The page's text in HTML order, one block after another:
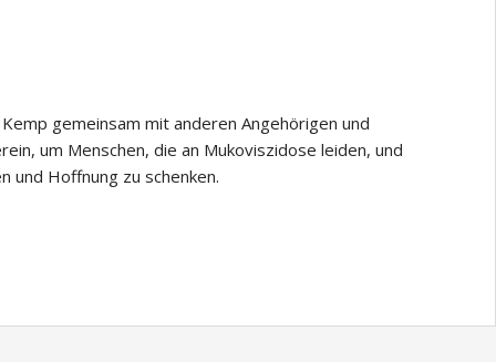
gemeinsam mit anderen Angehörigen und
um Menschen, die an Mukoviszidose leiden, und
und Hoffnung zu schenken.